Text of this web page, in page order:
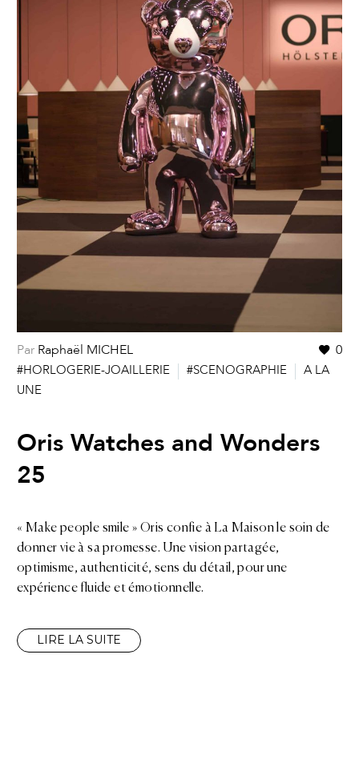
0
Par Raphaël MICHEL
#HORLOGERIE-JOAILLERIE #SCENOGRAPHIE
A LA
UNE
Oris Watches and Wonders
25
« Make people smile » Oris confie à La Maison le soin de
donner vie à sa promesse. Une vision partagée,
optimisme, authenticité, sens du détail, pour une
expérience fluide et émotionnelle.
LIRE LA SUITE